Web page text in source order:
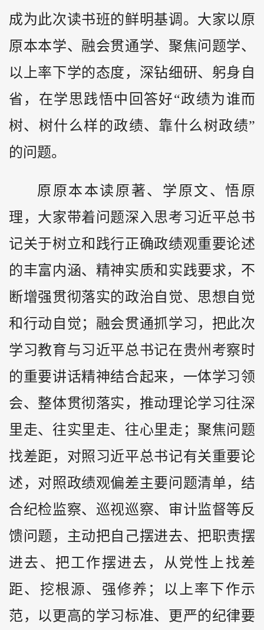
成为此次读书班的鲜明基调。大家以原
原本本学、融会贯通学、聚焦问题学、
以上率下学的态度，深钻细研、躬身自
省，在学思践悟中回答好“政绩为谁而
树、树什么样的政绩、靠什么树政绩”
的问题。
原原本本读原著、学原文、悟原
理，大家带着问题深入思考习近平总书
记关于树立和践行正确政绩观重要论述
的丰富内涵、精神实质和实践要求，不
断增强贯彻落实的政治自觉、思想自觉
和行动自觉；融会贯通抓学习，把此次
学习教育与习近平总书记在贵州考察时
的重要讲话精神结合起来，一体学习领
会、整体贯彻落实，推动理论学习往深
里走、往实里走、往心里走；聚焦问题
找差距，对照习近平总书记有关重要论
述，对照政绩观偏差主要问题清单，结
合纪检监察、巡视巡察、审计监督等反
馈问题，主动把自己摆进去、把职责摆
进去、把工作摆进去，从党性上找差
距、挖根源、强修养；以上率下作示
范，以更高的学习标准、更严的纪律要